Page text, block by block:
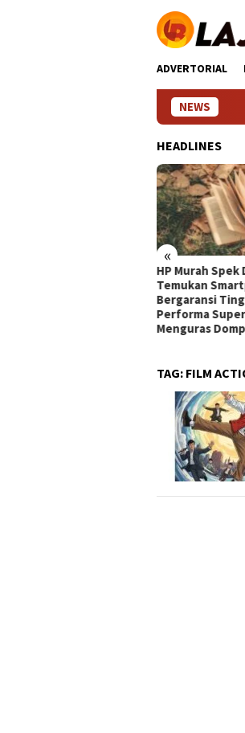
ADVERTORIAL
NEWS
HEADLINES
«
HP Android
Panduan
Smartphone
dengan
Harga
TAG: FILM